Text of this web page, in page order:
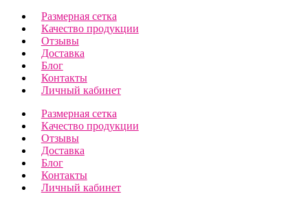
Размерная сетка
Качество продукции
Отзывы
Доставка
Блог
Контакты
Личный кабинет
Размерная сетка
Качество продукции
Отзывы
Доставка
Блог
Контакты
Личный кабинет